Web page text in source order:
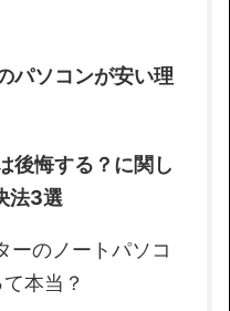
パソコンが安い理
後悔する？に関し
法3選
のノートパソコ
本当？